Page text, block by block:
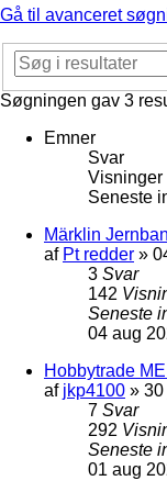
Gå til avanceret
Søgningen gav 3
Emner
Svar
Visninger
Seneste
Märklin
af Pt redder »
3 Svar
142
Seneste
04 aug
Hobbytrade
af jkp4100 » 30
7 Svar
292
Seneste
01 aug